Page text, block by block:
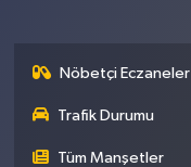
Nöbetçi Eczaneler
Trafik Durumu
Tüm Manşetler